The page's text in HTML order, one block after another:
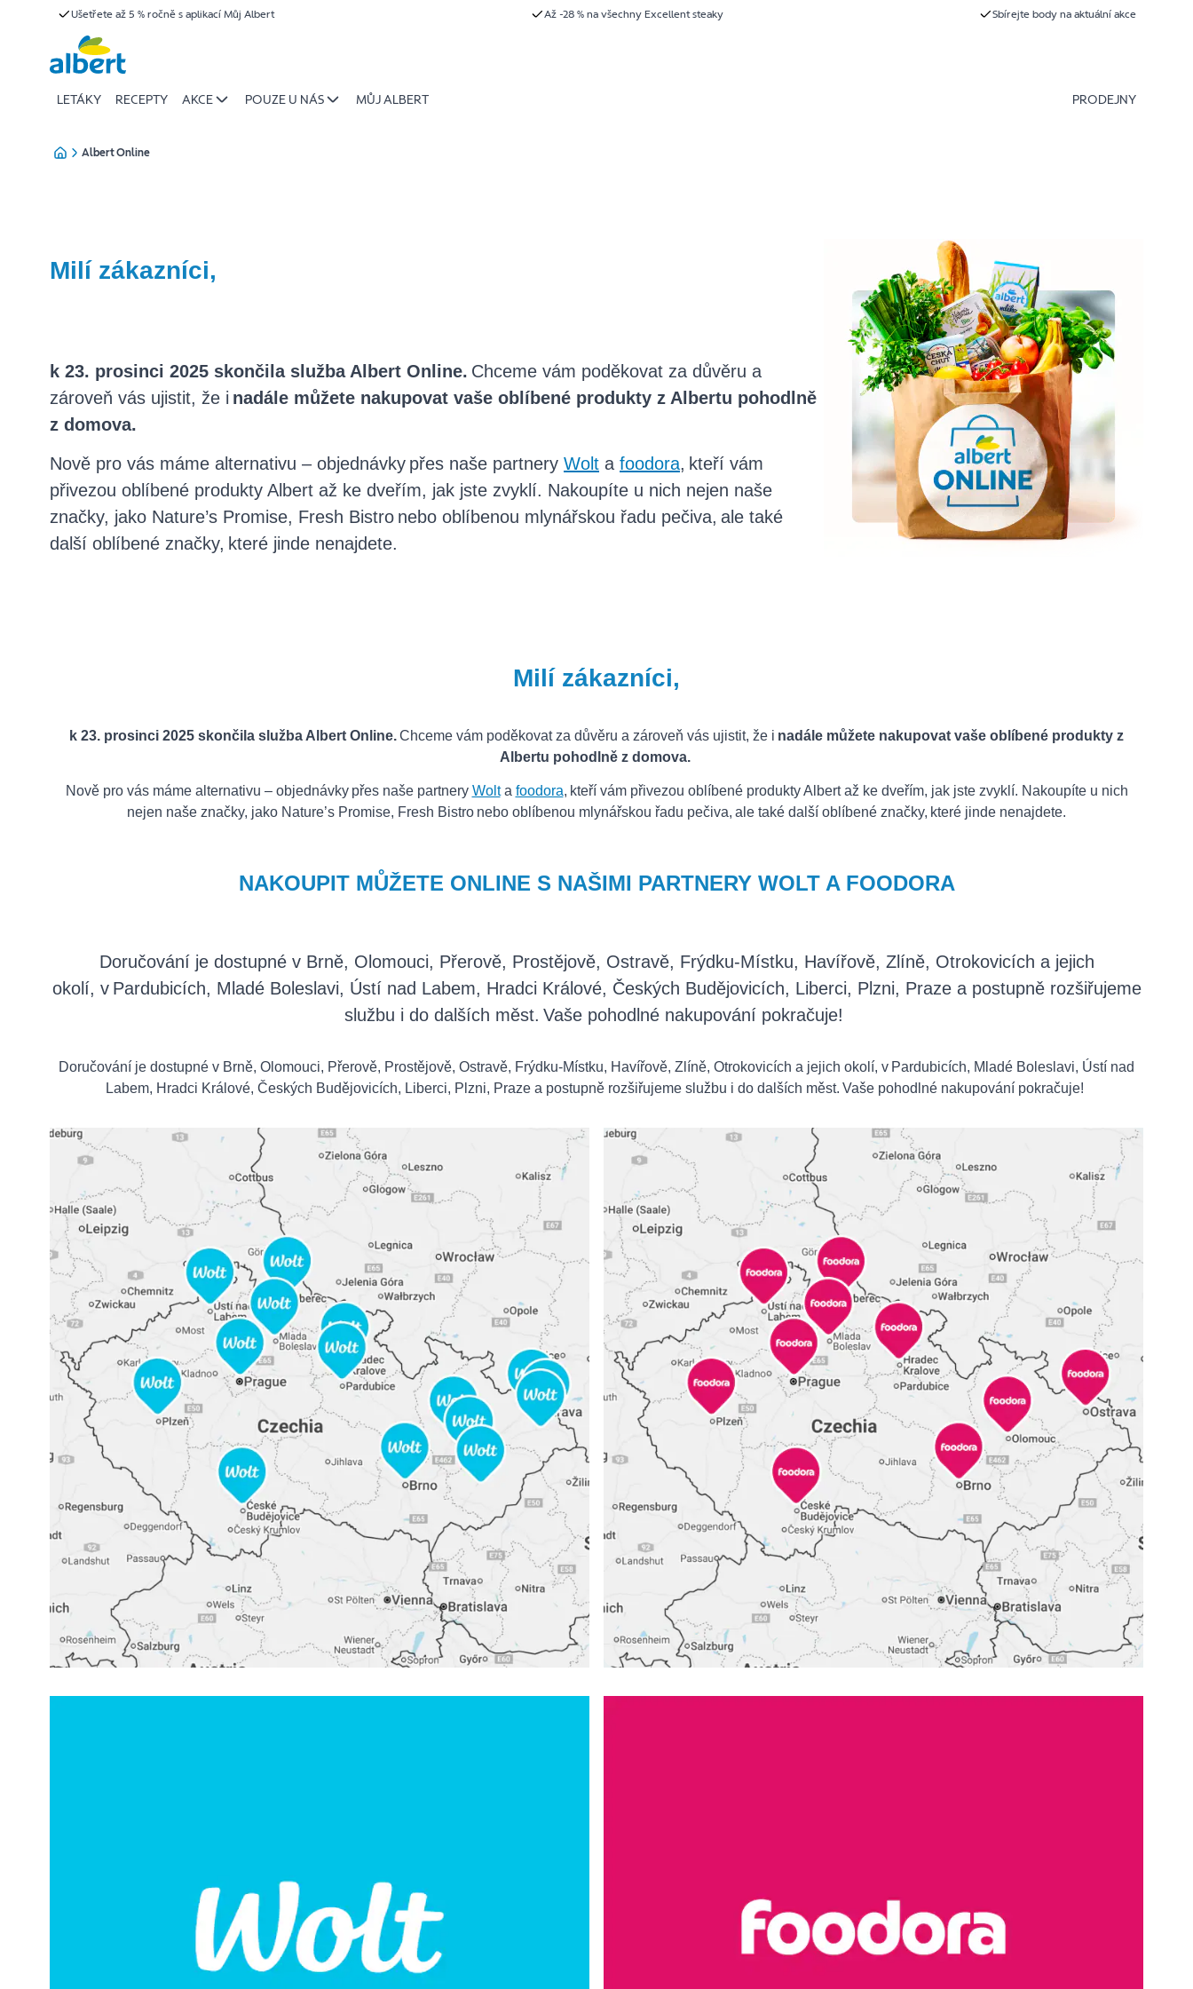
informace
Ušetřete až 5 % ročně s aplikací Můj Albert Až -28 % na všechny Excellent steaky Sbírejte body na aktuální akce
LETÁKY RECEPTY AKCE POUZE U NÁS MŮJ ALBERT PRODEJNY
Albert Online
Milí zákazníci,
k 23. prosinci 2025 skončila služba Albert Online. Chceme vám poděkovat za důvěru a
zároveň vás ujistit, že i nadále můžete nakupovat vaše oblíbené produkty z Albertu pohodlně
z domova.
Nově pro vás máme alternativu – objednávky přes naše partnery Wolt a foodora, kteří vám
přivezou oblíbené produkty Albert až ke dveřím, jak jste zvyklí. Nakoupíte u nich nejen naše
značky, jako Nature’s Promise, Fresh Bistro nebo oblíbenou mlynářskou řadu pečiva, ale také
další oblíbené značky, které jinde nenajdete.
Milí zákazníci,
k 23. prosinci 2025 skončila služba Albert Online.Chceme vám poděkovat za důvěru a zároveň vás ujistit, že i nadále můžete nakupovat vaše oblíbené produkty z
Albertu pohodlně z domova.
Nově pro vás máme alternativu – objednávky přes naše partnery Wolta foodora, kteří vám přivezou oblíbené produkty Albert až ke dveřím, jak jste zvyklí. Nakoupíte u nich
nejen naše značky, jako Nature’s Promise, Fresh Bistro nebo oblíbenou mlynářskou řadu pečiva, ale také další oblíbené značky, které jinde nenajdete.
NAKOUPIT MŮŽETE ONLINE S NAŠIMI PARTNERY WOLT A FOODORA
Doručování je dostupné v Brně, Olomouci, Přerově, Prostějově, Ostravě, Frýdku-Místku, Havířově, Zlíně, Otrokovicích a jejich
okolí, v Pardubicích, Mladé Boleslavi, Ústí nad Labem, Hradci Králové, Českých Budějovicích, Liberci, Plzni, Praze a postupně rozšiřujeme
službu i do dalších měst. Vaše pohodlné nakupování pokračuje!
Doručování je dostupné v Brně, Olomouci, Přerově, Prostějově, Ostravě, Frýdku-Místku, Havířově, Zlíně, Otrokovicích a jejich okolí, v Pardubicích, Mladé Boleslavi, Ústí nad
Labem, Hradci Králové, Českých Budějovicích, Liberci, Plzni, Praze a postupně rozšiřujeme službu i do dalších měst. Vaše pohodlné nakupování pokračuje!